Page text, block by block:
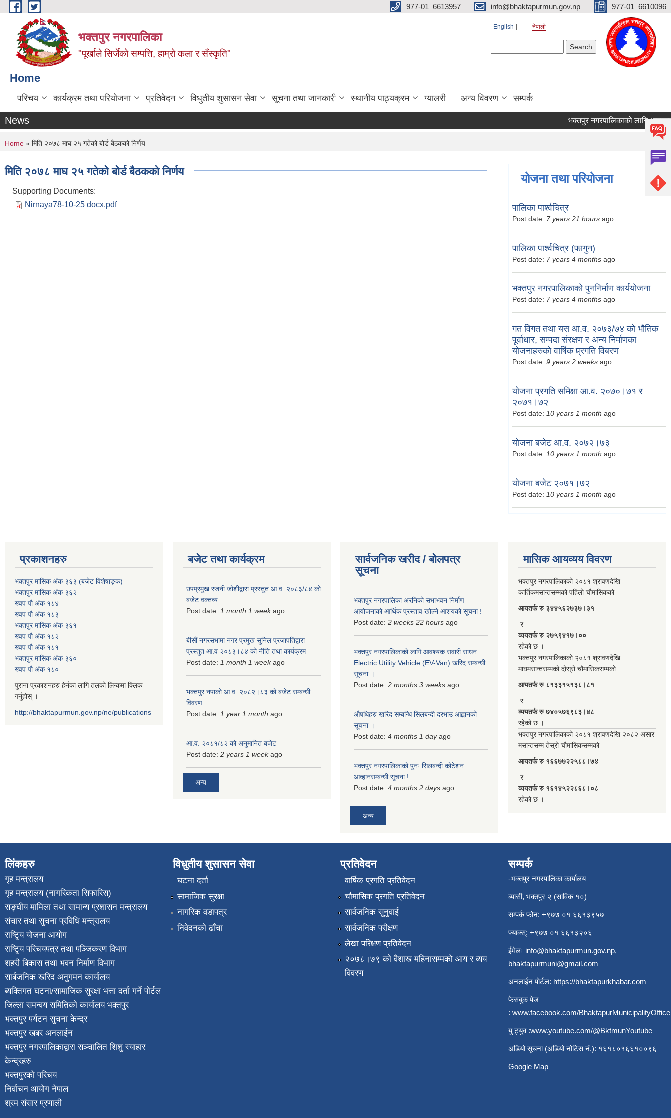
Skip to main content 977-01–6613957 info@bhaktapurmun.gov.np 977-01–6610096
भक्तपुर नगरपालिका
"पूर्खाले सिर्जेको सम्पत्ति, हाम्रो कला र सँस्कृति"
English नेपाली
Home
परिचय कार्यक्रम तथा परियोजना प्रतिवेदन विधुतीय शुसासन सेवा सूचना तथा जानकारी स्थानीय पाठ्यक्रम ग्यालरी अन्य विवरण सम्पर्क
News भक्तपुर नगरपालिकाको लागि आवश्यक
You are here
Home » मिति २०७८ माघ २५ गतेको बोर्ड बैठकको निर्णय
मिति २०७८ माघ २५ गतेको बोर्ड बैठकको निर्णय
Supporting Documents:
Nirnaya78-10-25 docx.pdf
योजना तथा परियोजना
पालिका पार्श्वचित्र
Post date: 7 years 21 hours ago
पालिका पार्श्वचित्र (फागुन)
Post date: 7 years 4 months ago
भक्तपुर नगरपालिकाको पुननिर्माण कार्ययोजना
Post date: 7 years 4 months ago
गत विगत तथा यस आ.व. २०७३/७४ को भौतिक
पूूर्वाधार, सम्पदा संरक्षण र अन्य निर्माणका
योजनाहरुको वार्षिक प्र्रगति विबरण
Post date: 9 years 2 weeks ago
योजना प्रगति समिक्षा आ.व. २०७०।७१ र
२०७१।७२
Post date: 10 years 1 month ago
योजना बजेट आ.व. २०७२।७३
Post date: 10 years 1 month ago
योजना बजेट २०७१।७२
Post date: 10 years 1 month ago
प्रकाशनहरु
भक्तपुर मासिक अंक ३६३ (बजेट विशेषाङ्क)
भक्तपुर मासिक अंक ३६२
ख्वप पौ अंक १८४
ख्वप पौ अंक १८३
भक्तपुर मासिक अंक ३६१
ख्वप पौ अंक १८२
ख्वप पौ अंक १८१
भक्तपुर मासिक अंक ३६०
ख्वप पौ अंक १८०
पुराना प्रकाशनहरु हेर्नका लागि तलको लिन्कमा क्लिक
गर्नुहोस् ।
http://bhaktapurmun.gov.np/ne/publications
बजेट तथा कार्यक्रम
उपप्रमुख रजनी जोशीद्वारा प्रस्तुत आ.व. २०८३/८४ को
बजेट वक्तव्य
Post date: 1 month 1 weekago
बीसौं नगरसभामा नगर प्रमुख सुनिल प्रजापतिद्वारा
प्रस्तुत आ.व‍ २०८३।८४ को नीति तथा कार्यक्रम
Post date: 1 month 1 weekago
भक्तपुर नपाको आ.व. २०८२।८३ को बजेट सम्बन्धी
विवरण
Post date: 1 year 1 month ago
आ.व. २०८१/८२ को अनुमानित बजेट
Post date: 2 years 1 weekago
अन्य
सार्वजनिक खरीद / बोलपत्र
सूचना
भक्तपुर नगरपालिका अरनिको सभाभवन निर्माण
आयोजनाको आर्थिक प्रस्ताव खोल्ने आशयको सूचना !
Post date: 2 weeks 22 hours ago
भक्तपुर नगरपालिकाकाे लागि आवश्यक सवारी साधन
Electric Utility Vehicle (EV-Van) खरिद सम्बन्धी
सूचना ।
Post date: 2 months 3 weeks ago
औषधिहरु खरिद सम्बन्धि सिलबन्दी दरभाउ आह्वानको
सूचना ।
Post date: 4 months 1 dayago
भक्तपुर नगरपालिकाको पुनः सिलबन्दी कोटेशन
आव्हानसम्बन्धी सूचना !
Post date: 4 months 2 days ago
अन्य
मासिक आयव्यय विवरण
भक्तपुर नगरपालिकाको २०८१ श्रावणदेखि
कार्तिकमसान्तसम्मको पहिलो चौमासिकको
आयतर्फ रु‌ ३४४५६२७३७।३१
र
व्ययतर्फ रु २७५९४१७।००
रहेको छ ।
भक्तपुर नगरपालिकाको २०८१ श्रावणदेखि
माघमसान्तसम्मको दोस्रो चौमासिकसम्मको
आयतर्फ रु‌ ८१३३१५१३८।८१
र
व्ययतर्फ रु ७४०५७६९८३।४८
रहेको छ ।
भक्तपुर नगरपालिकाको २०८१ श्रावणदेखि २०८२ असार
मसान्तसम्म तेस्रो चौमासिकसम्मको
आयतर्फ रु‌ १६६७७२२५८८।७४
र
व्ययतर्फ रु १६१४५२२८६८।०८
रहेको छ ।
लिंकहरु
गृह मन्त्रालय
गृह मन्त्रालय (नागरिकता सिफारिस)
सङ्घीय मामिला तथा सामान्य प्रशासन मन्त्रालय
संचार तथा सुचना प्रविधि मन्त्रालय
राष्टि्ृय योजना आयोग
राष्टि्ृय परिचयपत्र तथा पञ्जिकरण विभाग
शहरी बिकास तथा भवन निर्माण विभाग
सार्बजनिक खरिद अनुगमन कार्यालय
ब्यक्तिगत घटना/सामाजिक सुरक्षा भत्ता दर्ता गर्ने पोर्टल
जिल्ला समन्वय समितिको कार्यालय भक्तपुर
भक्तपुर पर्यटन सुचना केन्द्र
भक्तपुर खबर अनलाईन
भक्तपुर नगरपालिकाद्वारा सञ्चालित शिशु स्याहार
केन्द्रहरु
भक्तपुरकाे परिचय
निर्वाचन आयोग नेपाल
श्रम संसार प्रणाली
विधुतीय शुसासन सेवा
घटना दर्ता
सामाजिक सुरक्षा
नागरिक वडापत्र
निवेदनको ढाँचा
प्रतिवेदन
वार्षिक प्रगति प्रतिवेदन
चौमासिक प्रगति प्रतिवेदन
सार्वजनिक सुनुवाई
सार्वजनिक परीक्षण
लेखा परिक्षण प्रतिवेदन
२०७८।७९ को वैशाख महिनासम्मको आय र व्यय
विवरण
सम्पर्क
-भक्तपुर नगरपालिका कार्यालय
ब्यासी, भक्तपुर २ (साविक १०)
सम्पर्क फोन: +९७७ ०१ ६६१३९५७
फ्याक्स्: +९७७ ०१ ६६१३२०६
ईमेलः info@bhaktapurmun.gov.np,
bhaktapurmuni@gmail.com
अनलाईन पोर्टल: https://bhaktapurkhabar.com
फेसबुक पेज
: www.facebook.com/BhaktapurMunicipalityOffice
यु ट्युव :www.youtube.com/@BktmunYoutube
अडियो सूचना (अडियो नोटिस नं.): १६१८०१६६१००९६
Google Map